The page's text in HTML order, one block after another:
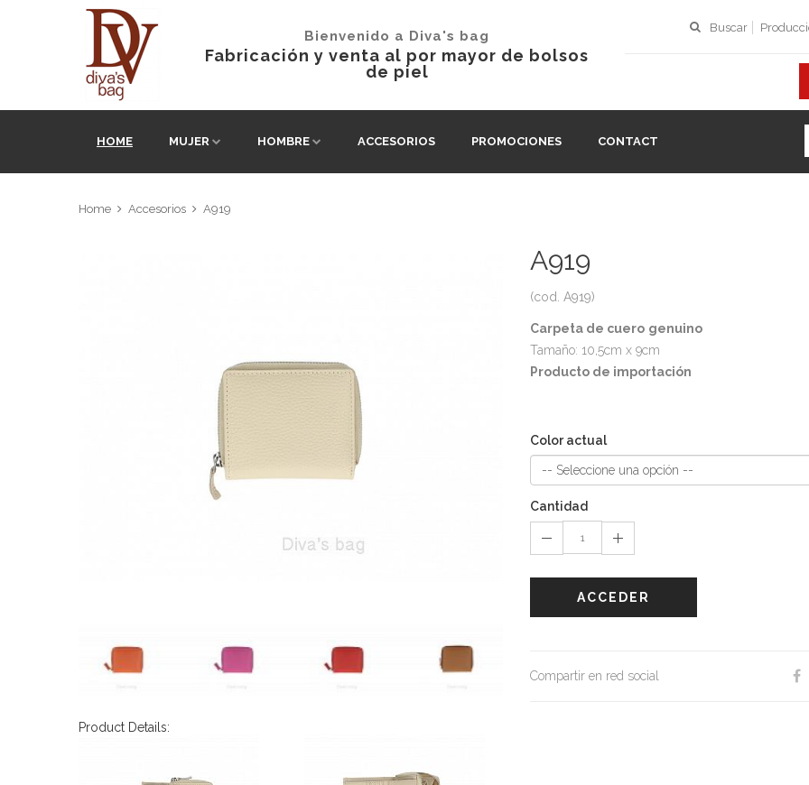
Bienvenido a Diva's bag
Fabricación y venta al por mayor de bolsos
de piel
Buscar
HOME MUJER HOMBRE ACCESORIOS PROMOCIONES CONTACT
Home Accesorios A919
Product Details:
A919
(cod. A919)
Carpeta de cuero genuino
Tamaño: 10,5cm x 9cm
Producto de importación
Color actual
Cantidad
ACCEDER
Compartir en red social